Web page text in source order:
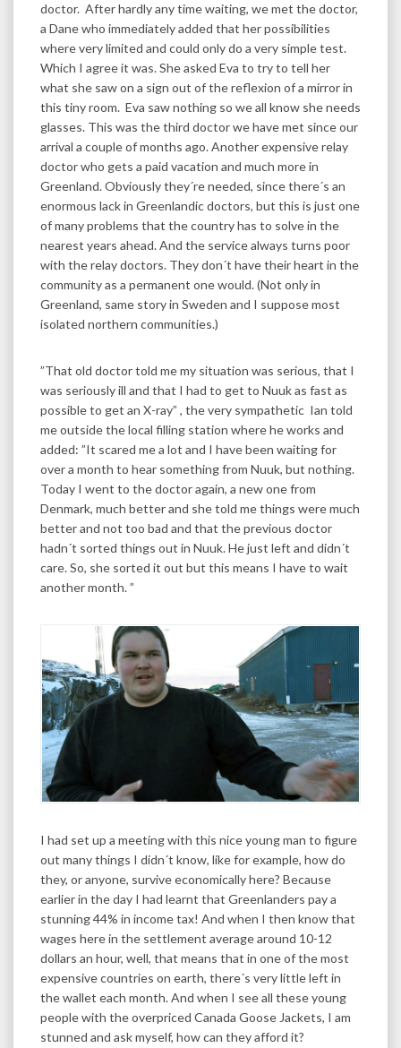
doctor. After hardly any time waiting, we met the doctor,
a Dane who immediately added that her possibilities
where very limited and could only do a very simple test.
Which I agree it was. She asked Eva to try to tell her
what she saw on a sign out of the reflexion of a mirror in
this tiny room. Eva saw nothing so we all know she needs
glasses. This was the third doctor we have met since our
arrival a couple of months ago. Another expensive relay
doctor who gets a paid vacation and much more in
Greenland. Obviously they´re needed, since there´s an
enormous lack in Greenlandic doctors, but this is just one
of many problems that the country has to solve in the
nearest years ahead. And the service always turns poor
with the relay doctors. They don´t have their heart in the
community as a permanent one would. (Not only in
Greenland, same story in Sweden and I suppose most
isolated northern communities.)
”That old doctor told me my situation was serious, that I
was seriously ill and that I had to get to Nuuk as fast as
possible to get an X-ray” , the very sympathetic Ian told
me outside the local filling station where he works and
added: ”It scared me a lot and I have been waiting for
over a month to hear something from Nuuk, but nothing.
Today I went to the doctor again, a new one from
Denmark, much better and she told me things were much
better and not too bad and that the previous doctor
hadn´t sorted things out in Nuuk. He just left and didn´t
care. So, she sorted it out but this means I have to wait
another month. ”
I had set up a meeting with this nice young man to figure
out many things I didn´t know, like for example, how do
they, or anyone, survive economically here? Because
earlier in the day I had learnt that Greenlanders pay a
stunning 44% in income tax! And when I then know that
wages here in the settlement average around 10-12
dollars an hour, well, that means that in one of the most
expensive countries on earth, there´s very little left in
the wallet each month. And when I see all these young
people with the overpriced Canada Goose Jackets, I am
stunned and ask myself, how can they afford it?